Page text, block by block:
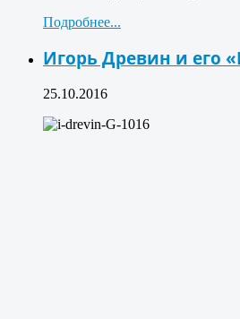
Подробнее...
Игорь Древин и его
25.10.2016